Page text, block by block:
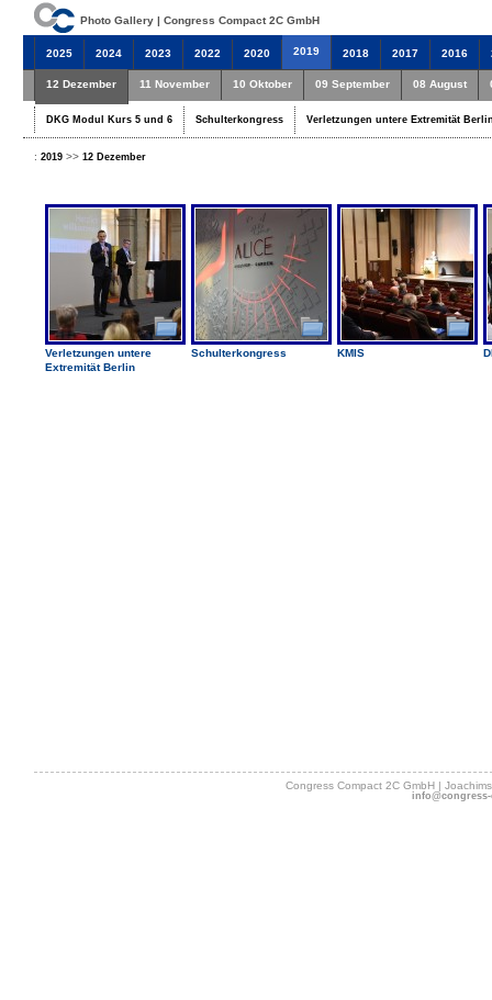
Photo Gallery | Congress Compact 2C GmbH
2025 2024 2023 2022 2020 2019 2018 2017 2016
12 Dezember 11 November 10 Oktober 09 September 08 August
DKG Modul Kurs 5 und 6 Schulterkongress Verletzungen untere Extremität
: 2019 >> 12 Dezember
Verletzungen untere
Extremität Berlin
Schulterkongress KMIS
Congress Compact 2C GmbH |